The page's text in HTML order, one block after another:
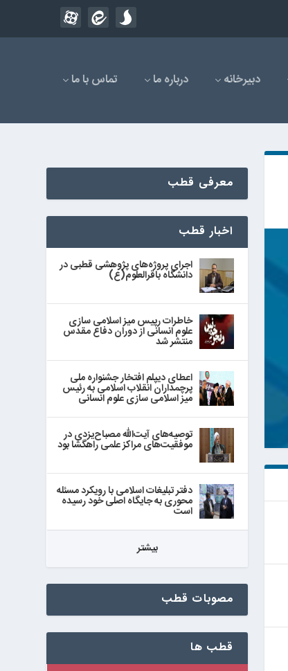
دبیرخانه درباره ما تماس با ما
معرفی قطب
اخبار قطب
اجرای پروژه‌های پژوهشی قطبی در
دانشگاه باقرالعلوم(ع)
خاطرات رپیس میز اسلامی سازی
علوم انسانی از دوران دفاع مقدس
منتشر شد
اعطای دیپلم افتخار جشنواره ملی
پرچمداران انقلاب اسلامی به رئیس
میز اسلامی سازی علوم انسانی
توصیه‌های آیت‌الله مصباح‌یزدی در
موفقیت‌های مراکز علمی راهگشا بود
دفتر تبلیغات اسلامی با رویکرد مسئله
محوری به جایگاه اصلی خود رسیده
است
بيشتر
مصوبات قطب
قطب ها